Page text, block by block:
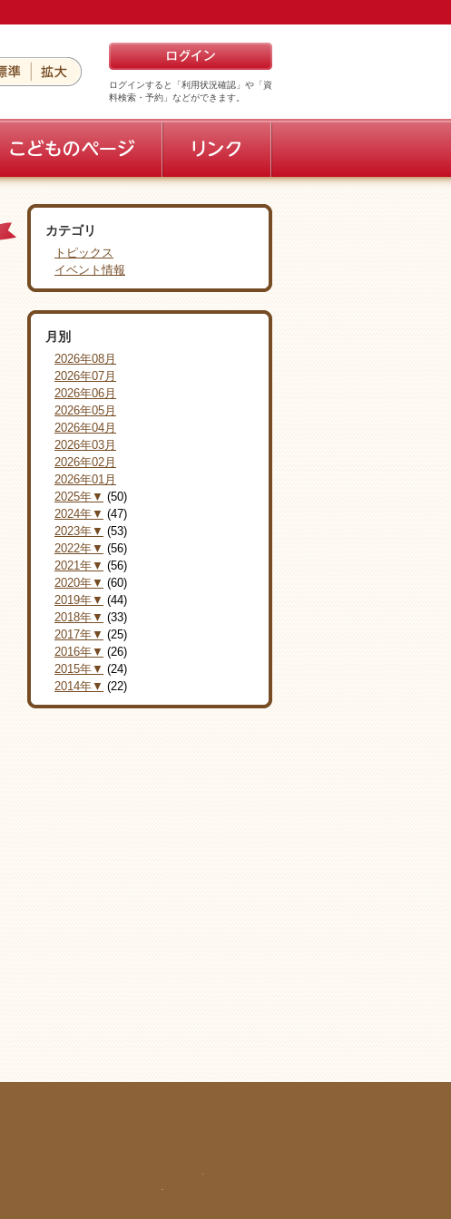
ログインすると「利用状況確認」や「資
料検索・予約」などができます。
カテゴリ
トピックス
イベント情報
月別
2026年08月
2026年07月
2026年06月
2026年05月
2026年04月
2026年03月
2026年02月
2026年01月
2025年▼ (50)
2024年▼ (47)
2023年▼ (53)
2022年▼ (56)
2021年▼ (56)
2020年▼ (60)
2019年▼ (44)
2018年▼ (33)
2017年▼ (25)
2016年▼ (26)
2015年▼ (24)
2014年▼ (22)